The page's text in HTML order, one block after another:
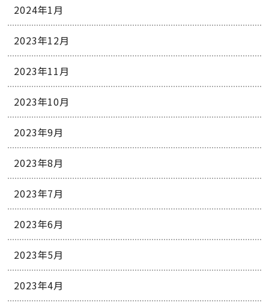
2024年1月
2023年12月
2023年11月
2023年10月
2023年9月
2023年8月
2023年7月
2023年6月
2023年5月
2023年4月